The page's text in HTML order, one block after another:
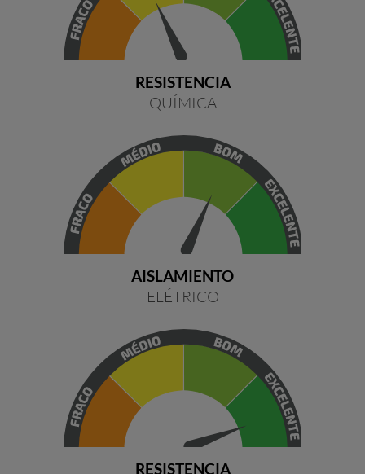
RESISTENCIA
QUÍMICA
AISLAMIENTO
ELÉTRICO
RESISTENCIA